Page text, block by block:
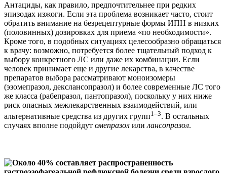
Антациды, как правило, предпочтительнее при редких
эпизодах изжоги. Если эта проблема возникает часто, стоит
обратить внимание на безрецептурные формы ИПН в низких
(половинных) дозировках для приема «по необходимости».
Кроме того, в подобных ситуациях целесообразно обращаться
к врачу: возможно, потребуется более тщательный подход к
выбору конкретного ЛС или даже их комбинации. Если
человек принимает еще и другие лекарства, в качестве
препаратов выбора рассматривают моноизомеры
(эзомепразол, декслансопразол) и более современные ЛС того
же класса (рабепразол, пантопразол), поскольку у них ниже
риск опасных межлекарственных взаимодействий, или
альтернативные средства из других групп1–3. В остальных
случаях вполне подойдут омепразол или лансопразол.